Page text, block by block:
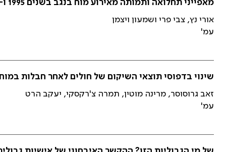
מאפייני תחלואה ותמותה מאירוע מוח בנגב בשנים 1995 ו-1999
אורי נץ, צבי פרי ושמעון ויצמן
עמ'
שינוי בדפוסי תוצאי השיקום של חולים לאחר חבלות במוח
זאב גרוסוסר, מרינה מוטין, תמרה צ'רקסקי, יעקב הרט
עמ'